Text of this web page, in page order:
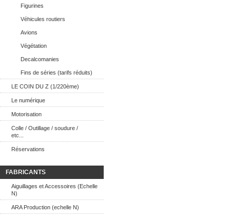
Figurines
Véhicules routiers
Avions
Végétation
Decalcomanies
Fins de séries (tarifs réduits)
LE COIN DU Z (1/220ème)
Le numérique
Motorisation
Colle / Outillage / soudure /
etc...
Réservations
FABRICANTS
Aiguillages et Accessoires (Echelle
N)
ARA Production (echelle N)